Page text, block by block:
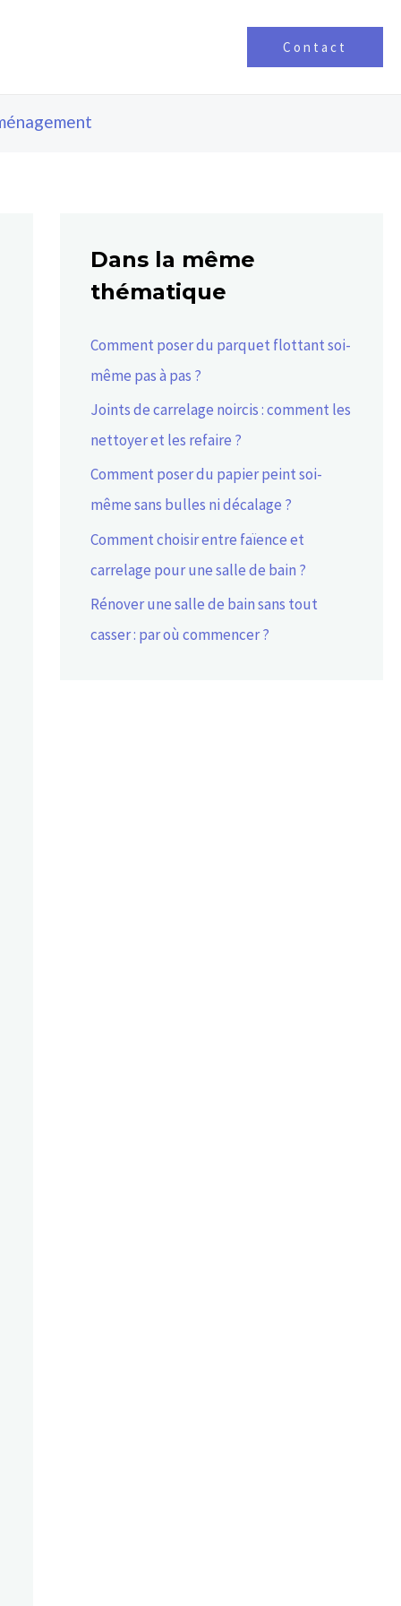
Contact
Dans la même
thématique
Comment poser du parquet flottant soi-
même pas à pas ?
Joints de carrelage noircis : comment les
nettoyer et les refaire ?
Comment poser du papier peint soi-
même sans bulles ni décalage ?
Comment choisir entre faïence et
carrelage pour une salle de bain ?
Rénover une salle de bain sans tout
casser : par où commencer ?